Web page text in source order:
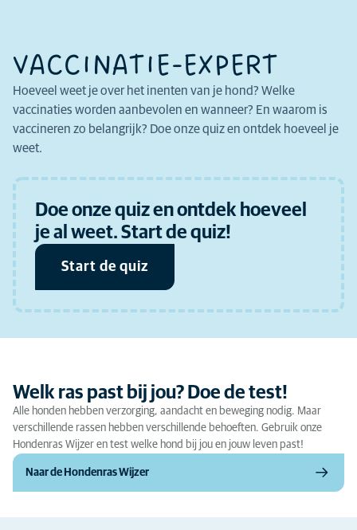
VACCINATIE-EXPERT
Hoeveel weet je over het inenten van je hond? Welke
vaccinaties worden aanbevolen en wanneer? En waarom is
vaccineren zo belangrijk? Doe onze quiz en ontdek hoeveel je
weet.
Doe onze quiz en ontdek hoeveel
je al weet. Start de quiz!
Start de quiz
Welk ras past bij jou? Doe de test!
Alle honden hebben verzorging, aandacht en beweging nodig. Maar
verschillende rassen hebben verschillende behoeften. Gebruik onze
Hondenras Wijzer en test welke hond bij jou en jouw leven past!
Naar de Hondenras Wijzer